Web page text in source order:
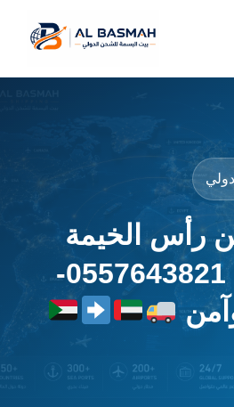
رأس الخيمة
إلى السودان | 0557643821-